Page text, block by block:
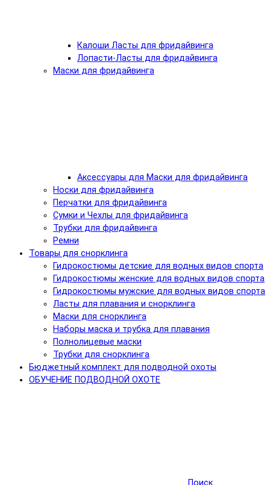
Калоши Ласты для фридайвинга
Лопасти-Ласты для фридайвинга
Маски для фридайвинга
Аксессуары для Маски для фридайвинга
Носки для фридайвинга
Перчатки для фридайвинга
Сумки и Чехлы для фридайвинга
Трубки для фридайвинга
Ремни
Товары для снорклинга
Гидрокостюмы детские для водных видов спорта
Гидрокостюмы женские для водных видов спорта
Гидрокостюмы мужские для водных видов спорта
Ласты для плавания и снорклинга
Маски для снорклинга
Наборы маска и трубка для плавания
Полнолицевые маски
Трубки для снорклинга
Бюджетный комплект для подводной охоты
ОБУЧЕНИЕ ПОДВОДНОЙ ОХОТЕ
Поиск